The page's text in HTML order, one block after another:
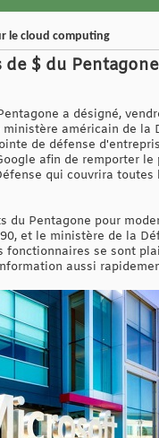
le cloud computing
$ du
a désigné,
américain de la
de défense
afin de remporter
qui couvrira toutes
Pentagone pour
et le ministère de la
fonctionnaires se sont
aussi